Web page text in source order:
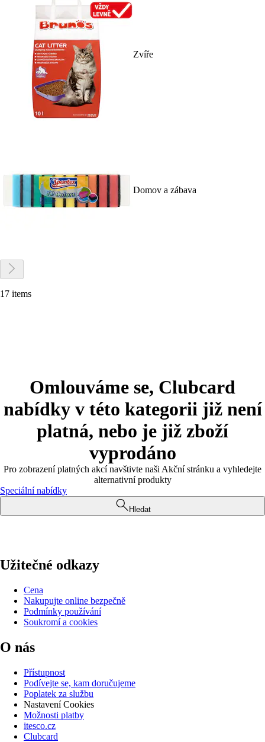
Zvíře
Domov a zábava
17 items
Omlouváme se, Clubcard
nabídky v této kategorii již není
platná, nebo je již zboží
vyprodáno
Pro zobrazení platných akcí navštivte naši Akční stránku a vyhledejte
alternativní produkty
Speciální nabídky
Hledat
Užitečné odkazy
Cena
Nakupujte online bezpečně
Podmínky používání
Soukromí a cookies
O nás
Přístupnost
Podívejte se, kam doručujeme
Poplatek za službu
Nastavení Cookies
Možnosti platby
itesco.cz
Clubcard